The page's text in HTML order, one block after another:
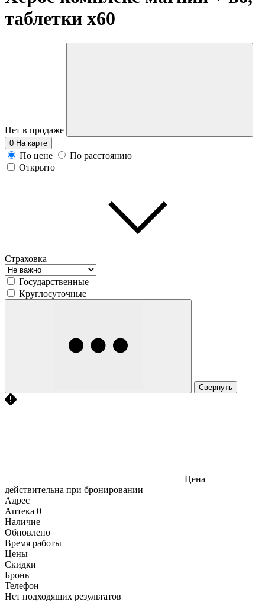
таблетки x60
Нет в продаже
0 На карте
По цене
По расстоянию
Открыто
Страховка
Государственные
Круглосуточные
Свернуть
Цена
действительна при бронировании
Адрес
Аптека 0
Наличие
Обновлено
Время работы
Цены
Скидки
Бронь
Телефон
Нет подходящих результатов